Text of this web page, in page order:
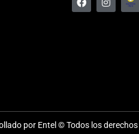
por Entel © Todos los